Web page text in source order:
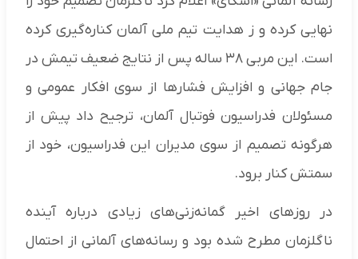
نهایی کرده و ز هدایت تیم ملی آلمان کناره‌گیری کرده
است. این مربی ۳۸ ساله پس از نتایج ضعیف تیمش در
جام جهانی و افزایش فشارها از سوی افکار عمومی و
مسئولان فدراسیون فوتبال آلمان، ترجیح داد پیش از
هرگونه تصمیم از سوی مدیران این فدراسیون، خود از
سمتش کنار برود.
در روزهای اخیر گمانه‌زنی‌های زیادی درباره آینده
ناگلزمان مطرح شده بود و رسانه‌های آلمانی از احتمال